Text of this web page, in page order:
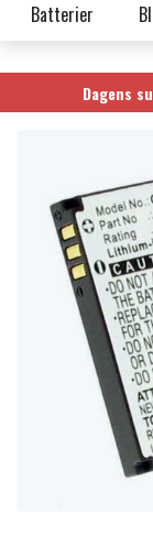
Batterier
9
Dagens